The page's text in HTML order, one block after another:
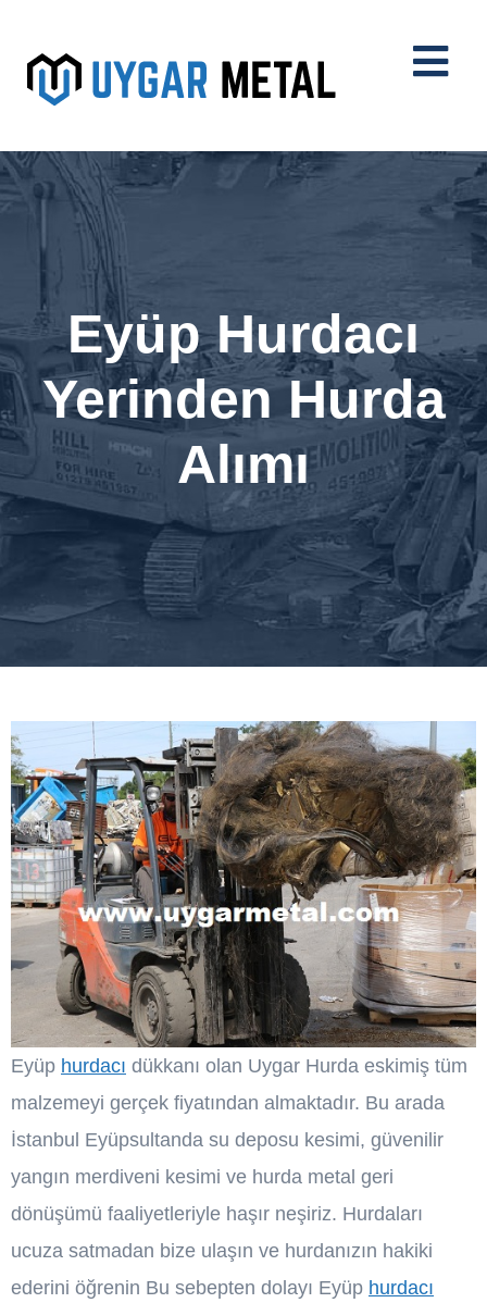
Eyüp Hurdacı
Yerinden Hurda
Alımı
Eyüp hurdacı dükkanı olan Uygar Hurda eskimiş tüm
malzemeyi gerçek fiyatından almaktadır. Bu arada
İstanbul Eyüpsultanda su deposu kesimi, güvenilir
yangın merdiveni kesimi ve hurda metal geri
dönüşümü faaliyetleriyle haşır neşiriz. Hurdaları
ucuza satmadan bize ulaşın ve hurdanızın hakiki
ederini öğrenin Bu sebepten dolayı Eyüp hurdacı